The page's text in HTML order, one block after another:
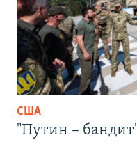
США
"Путин –